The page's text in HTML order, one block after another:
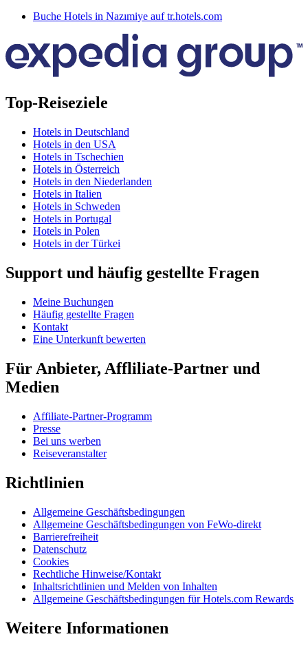
Buche Hotels in Nazımiye auf tr.hotels.com
Top-Reiseziele
Hotels in Deutschland
Hotels in den USA
Hotels in Tschechien
Hotels in Österreich
Hotels in den Niederlanden
Hotels in Italien
Hotels in Schweden
Hotels in Portugal
Hotels in Polen
Hotels in der Türkei
Support und häufig gestellte Fragen
Meine Buchungen
Häufig gestellte Fragen
Kontakt
Eine Unterkunft bewerten
Für Anbieter, Affliliate-Partner und
Medien
Affiliate-Partner-Programm
Presse
Bei uns werben
Reiseveranstalter
Richtlinien
Allgemeine Geschäftsbedingungen
Allgemeine Geschäftsbedingungen von FeWo-direkt
Barrierefreiheit
Datenschutz
Cookies
Rechtliche Hinweise/Kontakt
Inhaltsrichtlinien und Melden von Inhalten
Allgemeine Geschäftsbedingungen für Hotels.com Rewards
Weitere Informationen